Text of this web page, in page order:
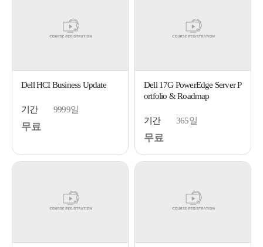
Dell HCI Business Update
기간 9999일
무료
Dell 17G PowerEdge Server P
ortfolio & Roadmap
기간 365일
무료